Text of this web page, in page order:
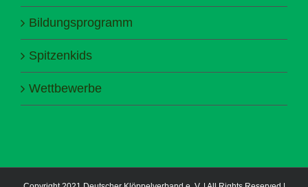
Bildungsprogramm
Spitzenkids
Wettbewerbe